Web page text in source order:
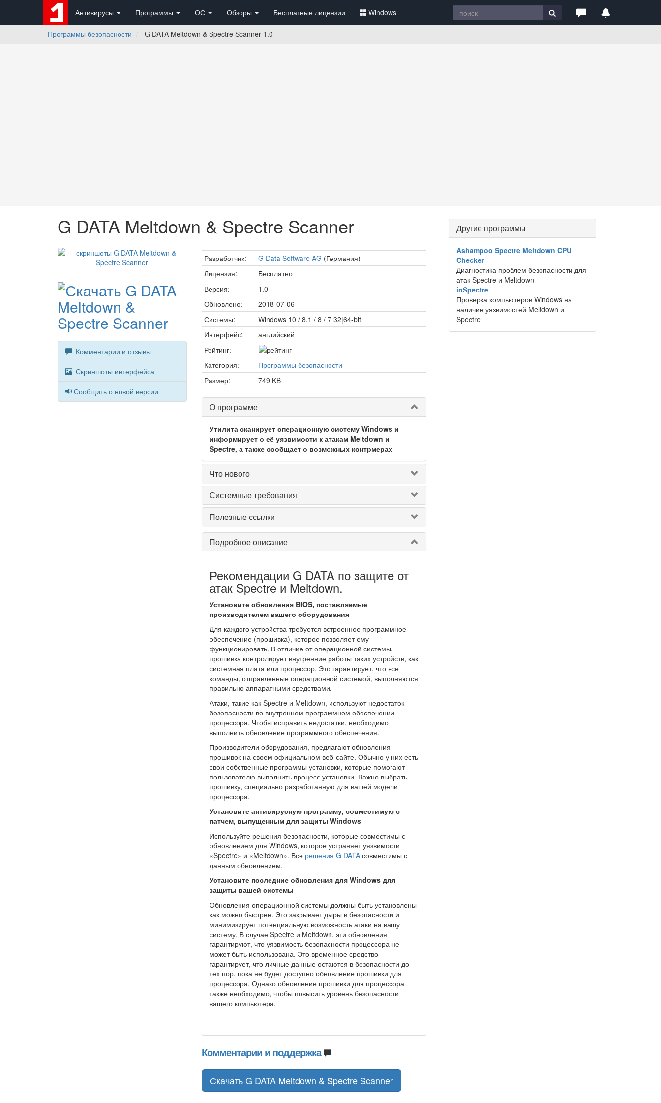
Антивирусы Программы ОС Обзоры Бесплатные лицензии Windows
Программы безопасности G DATA Meltdown & Spectre Scanner 1.0
G DATA Meltdown & Spectre Scanner
Комментарии и отзывы
Скриншоты интерфейса
Сообщить о новой версии
Разработчик: G Data Software AG (Германия)
Лицензия:
Бесплатно
Версия:
1.0
Обновлено:
2018-07-06
Системы:
Windows 10 / 8.1 / 8 / 7 32|64-bit
Интерфейс:
английский
Рейтинг:
Категория:
Программы безопасности
Размер:
749 KB
О программе
Утилита сканирует операционную систему Windows и
информирует о её уязвимости к атакам Meltdown и
Spectre, а также сообщает о возможных контрмерах
Что нового
Системные требования
Полезные ссылки
Подробное описание
Рекомендации G DATA по защите от
атак Spectre и Meltdown.
Установите обновления BIOS, поставляемые
производителем вашего оборудования
Для каждого устройства требуется встроенное программное
обеспечение (прошивка), которое позволяет ему
функционировать. В отличие от операционной системы,
прошивка контролирует внутренние работы таких устройств, как
системная плата или процессор. Это гарантирует, что все
команды, отправленные операционной системой, выполняются
правильно аппаратными средствами.
Атаки, такие как Spectre и Meltdown, используют недостаток
безопасности во внутреннем программном обеспечении
процессора. Чтобы исправить недостатки, необходимо
выполнить обновление программного обеспечения.
Производители оборудования, предлагают обновления
прошивок на своем официальном веб-сайте. Обычно у них есть
свои собственные программы установки, которые помогают
пользователю выполнить процесс установки. Важно выбрать
прошивку, специально разработанную для вашей модели
процессора.
Установите антивирусную программу, совместимую с
патчем, выпущенным для защиты Windows
Используйте решения безопасности, которые совместимы с
обновлением для Windows, которое устраняет уязвимости
«Spectre» и «Meltdown». Все решения G DATAсовместимы с
данным обновлением.
Установите последние обновления для Windows для
защиты вашей системы
Обновления операционной системы должны быть установлены
как можно быстрее. Это закрывает дыры в безопасности и
минимизирует потенциальную возможность атаки на вашу
систему. В случае Spectre и Meltdown, эти обновления
гарантируют, что уязвимость безопасности процессора не
может быть использована. Это временное средство
гарантирует, что личные данные остаются в безопасности до
тех пор, пока не будет доступно обновление прошивки для
процессора. Однако обновление прошивки для процессора
также необходимо, чтобы повысить уровень безопасности
вашего компьютера.
Комментарии и поддержка
Скачать G DATA Meltdown & Spectre Scanner
Другие программы
Ashampoo Spectre Meltdown CPU
Checker
Диагностика проблем безопасности для
атак Spectre и Meltdown
inSpectre
Проверка компьютеров Windows на
наличие уязвимостей Meltdown и
Spectre